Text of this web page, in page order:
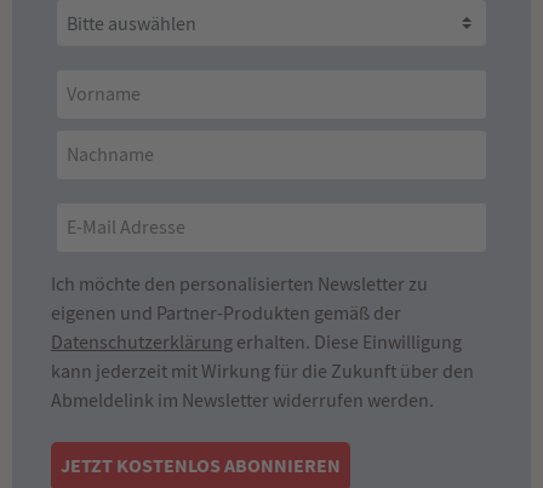
Ich möchte den personalisierten Newsletter zu
eigenen und Partner-Produkten gemäß der
Datenschutzerklärung erhalten. Diese Einwilligung
kann jederzeit mit Wirkung für die Zukunft über den
Abmeldelink im Newsletter widerrufen werden.
JETZT KOSTENLOS ABONNIEREN